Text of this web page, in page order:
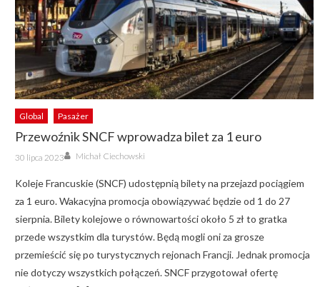
Global Pasażer
Przewoźnik SNCF wprowadza bilet za 1 euro
Posted
on
30 lipca 2023 Author
Michał Ciechowski
Koleje Francuskie (SNCF) udostępnią bilety na przejazd pociągiem
za 1 euro. Wakacyjna promocja obowiązywać będzie od 1 do 27
sierpnia. Bilety kolejowe o równowartości około 5 zł to gratka
przede wszystkim dla turystów. Będą mogli oni za grosze
przemieścić się po turystycznych rejonach Francji. Jednak promocja
nie dotyczy wszystkich połączeń. SNCF przygotował ofertę